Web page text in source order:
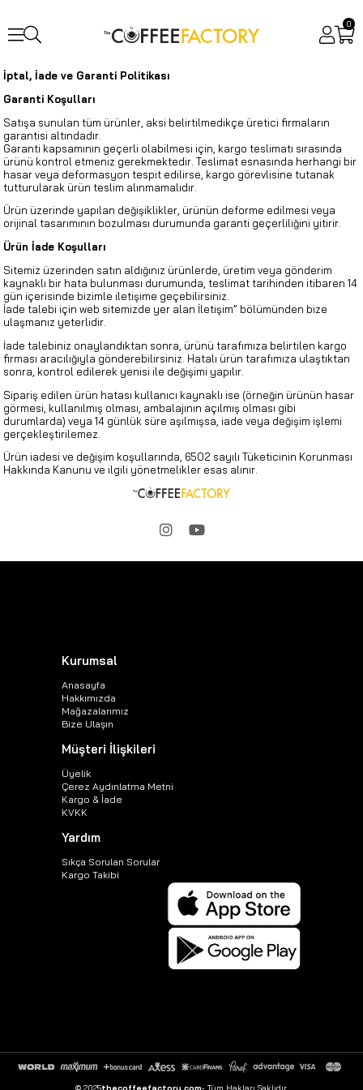
0
İptal, İade ve Garanti Politikası
Garanti Koşulları
Satışa sunulan tüm ürünler, aksi belirtilmedikçe üretici firmaların
garantisi altındadır.
Garanti kapsamının geçerli olabilmesi için, kargo teslimatı sırasında
ürünü kontrol etmeniz gerekmektedir. Teslimat esnasında herhangi bir
hasar veya deformasyon tespit edilirse, kargo görevlisine tutanak
tutturularak ürün teslim alınmamalıdır.
Ürün üzerinde yapılan değişiklikler, ürünün deforme edilmesi veya
orijinal tasarımının bozulması durumunda garanti geçerliliğini yitirir.
Ürün İade Koşulları
Sitemiz üzerinden satın aldığınız ürünlerde, üretim veya gönderim
kaynaklı bir hata bulunması durumunda, teslimat tarihinden itibaren 14
gün içerisinde bizimle iletişime geçebilirsiniz.
İade talebi için web sitemizde yer alan İletişim” bölümünden bize
ulaşmanız yeterlidir.
İade talebiniz onaylandıktan sonra, ürünü tarafımıza belirtilen kargo
firması aracılığıyla gönderebilirsiniz. Hatalı ürün tarafımıza ulaştıktan
sonra, kontrol edilerek yenisi ile değişimi yapılır.
Sipariş edilen ürün hatası kullanıcı kaynaklı ise (örneğin ürünün hasar
görmesi, kullanılmış olması, ambalajının açılmış olması gibi
durumlarda) veya 14 günlük süre aşılmışsa, iade veya değişim işlemi
gerçekleştirilemez.
Ürün iadesi ve değişim koşullarında, 6502 sayılı Tüketicinin Korunması
Hakkında Kanunu ve ilgili yönetmelikler esas alınır.
Kurumsal
Anasayfa
Hakkımızda
Mağazalarımız
Bize Ulaşın
Müşteri İlişkileri
Üyelik
Çerez Aydınlatma Metni
Kargo & İade
KVKK
Yardım
Sıkça Sorulan Sorular
Kargo Takibi
© 2025thecoffeefactory.com- Tüm Hakları Saklıdır.